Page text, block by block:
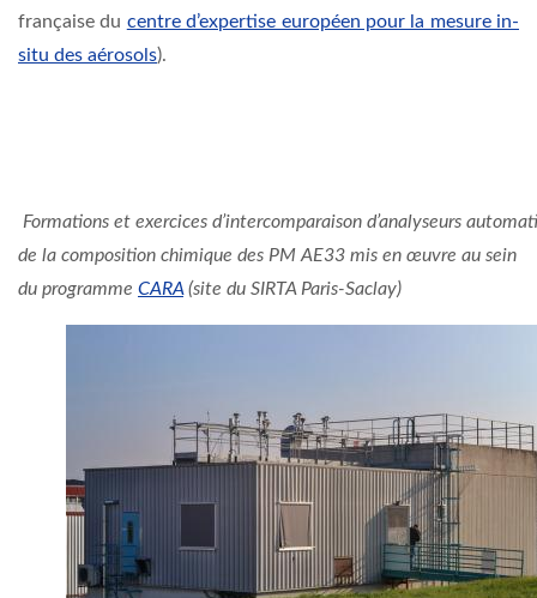
française du centre d’expertise européen pour la mesure in-
situ des aérosols).
Formations et exercices d’intercomparaison d’analyseurs
de la composition chimique des PM AE33 mis en œuvre au sein
du programme CARA (site du SIRTA Paris-Saclay)